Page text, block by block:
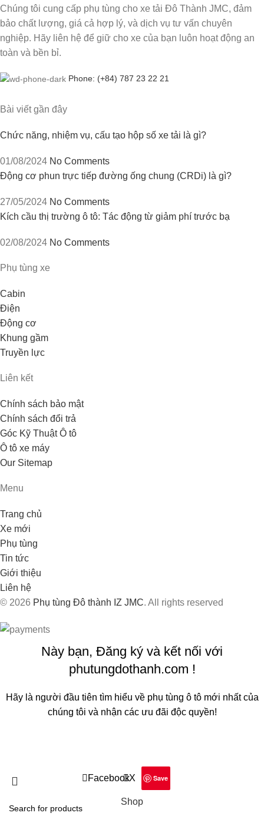
Chúng tôi cung cấp phụ tùng cho xe tải Đô Thành JMC, đảm
bảo chất lượng, giá cả hợp lý, và dịch vụ tư vấn chuyên
nghiệp. Hãy liên hệ để giữ cho xe của bạn luôn hoạt động an
toàn và bền bỉ.
Phone: (+84) 787 23 22 21
Bài viết gần đây
Chức năng, nhiệm vụ, cấu tạo hộp số xe tải là gì?
01/08/2024 No Comments
Động cơ phun trực tiếp đường ống chung (CRDi) là gì?
27/05/2024 No Comments
Kích cầu thị trường ô tô: Tác động từ giảm phí trước bạ
02/08/2024 No Comments
Phụ tùng xe
Cabin
Điện
Động cơ
Khung gầm
Truyền lực
Liên kết
Chính sách bảo mật
Chính sách đổi trả
Góc Kỹ Thuật Ô tô
Ô tô xe máy
Our Sitemap
Menu
Trang chủ
Xe mới
Phụ tùng
Tin tức
Giới thiệu
Liên hệ
© 2026 Phụ tùng Đô thành IZ JMC. All rights reserved
Này bạn, Đăng ký và kết nối với
phutungdothanh.com !
Hãy là người đầu tiên tìm hiểu về phụ tùng ô tô mới nhất của
chúng tôi và nhận các ưu đãi độc quyền!
FacebookX Save
Shop